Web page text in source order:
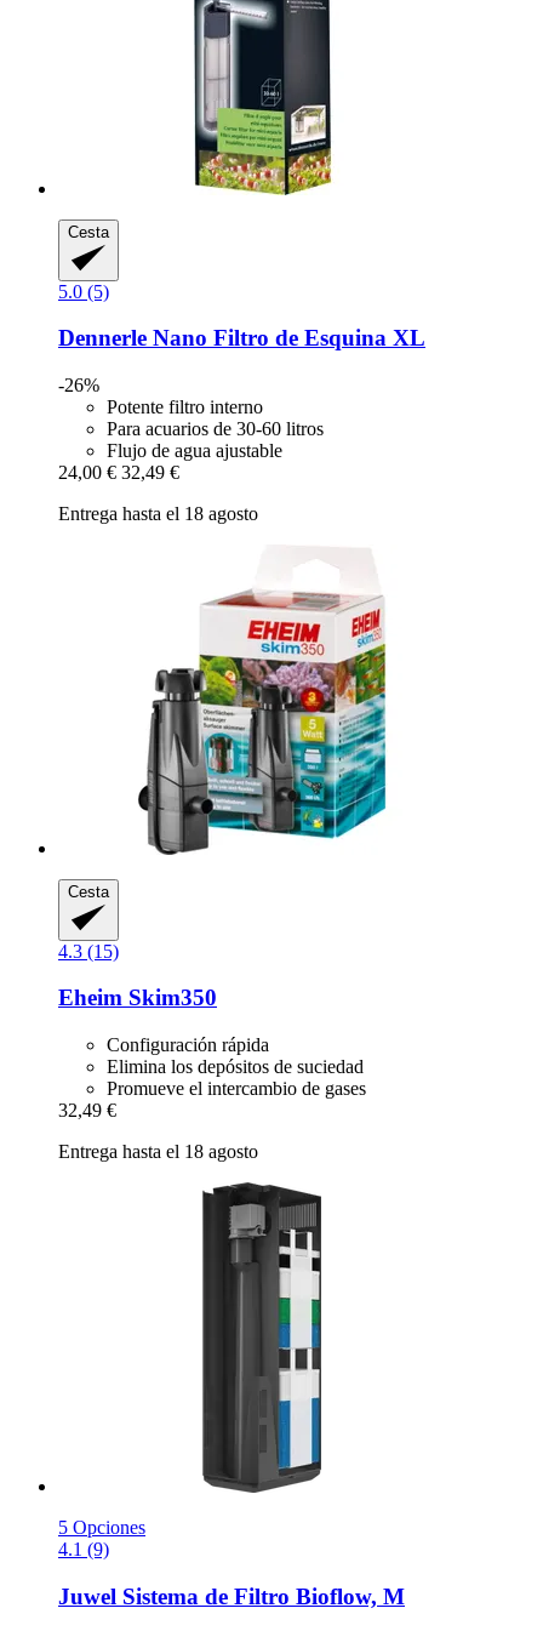
Cesta
5.0 (5)
Dennerle Nano Filtro de Esquina XL
-26%
Potente filtro interno
Para acuarios de 30-60 litros
Flujo de agua ajustable
24,00 € 32,49 €
Entrega hasta el 18 agosto
Cesta
4.3 (15)
Eheim Skim350
Configuración rápida
Elimina los depósitos de suciedad
Promueve el intercambio de gases
32,49 €
Entrega hasta el 18 agosto
5 Opciones
4.1 (9)
Juwel Sistema de Filtro Bioflow, M